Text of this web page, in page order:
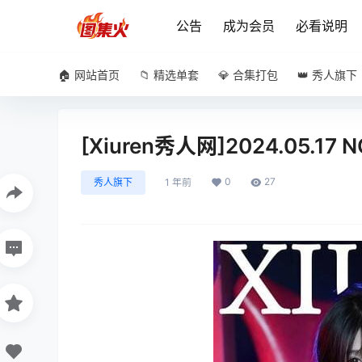
公告 成为会员 必看说明
🏠 网站首页 📁 精选单套 💎 合集打包 👑 秀人旗下
[Xiuren秀人网]2024.05.17
秀人旗下 1 年前 0 27